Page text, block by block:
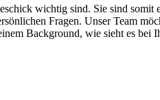
wichtig sind. Sie sind somit
Fragen. Unser Team
Background, wie sieht es bei